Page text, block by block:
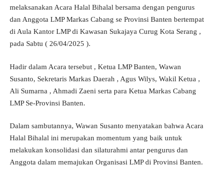
melaksanakan Acara Halal Bihalal bersama dengan pengurus
dan Anggota LMP Markas Cabang se Provinsi Banten bertempat
di Aula Kantor LMP di Kawasan Sukajaya Curug Kota Serang ,
pada Sabtu ( 26/04/2025 ).
Hadir dalam Acara tersebut , Ketua LMP Banten, Wawan
Susanto, Sekretaris Markas Daerah , Agus Wilys, Wakil Ketua ,
Ali Sumarna , Ahmadi Zaeni serta para Ketua Markas Cabang
LMP Se-Provinsi Banten.
Dalam sambutannya, Wawan Susanto menyatakan bahwa Acara
Halal Bihalal ini merupakan momentum yang baik untuk
melakukan konsolidasi dan silaturahmi antar pengurus dan
Anggota dalam memajukan Organisasi LMP di Provinsi Banten.